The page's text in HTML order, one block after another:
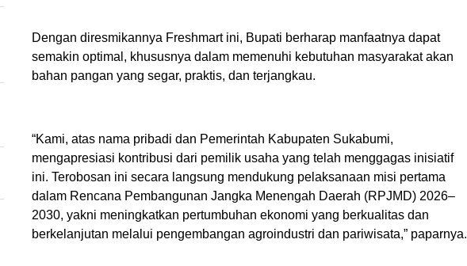
Dengan diresmikannya Freshmart ini, Bupati berharap manfaatnya dapat
semakin optimal, khususnya dalam memenuhi kebutuhan masyarakat akan
bahan pangan yang segar, praktis, dan terjangkau.
“Kami, atas nama pribadi dan Pemerintah Kabupaten Sukabumi,
mengapresiasi kontribusi dari pemilik usaha yang telah menggagas inisiatif
ini. Terobosan ini secara langsung mendukung pelaksanaan misi pertama
dalam Rencana Pembangunan Jangka Menengah Daerah (RPJMD) 2026–
2030, yakni meningkatkan pertumbuhan ekonomi yang berkualitas dan
berkelanjutan melalui pengembangan agroindustri dan pariwisata,” paparnya.